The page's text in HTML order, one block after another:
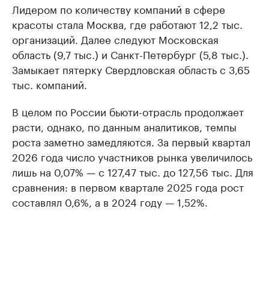
Лидером по количеству компаний в сфере
красоты стала Москва, где работают 12,2 тыс.
организаций. Далее следуют Московская
область (9,7 тыс.) и Санкт-Петербург (5,8 тыс.).
Замыкает пятерку Свердловская область с 3,65
тыс. компаний.
В целом по России бьюти-отрасль продолжает
расти, однако, по данным аналитиков, темпы
роста заметно замедляются. За первый квартал
2026 года число участников рынка увеличилось
лишь на 0,07% — с 127,47 тыс. до 127,56 тыс. Для
сравнения: в первом квартале 2025 года рост
составлял 0,6%, а в 2024 году — 1,52%.